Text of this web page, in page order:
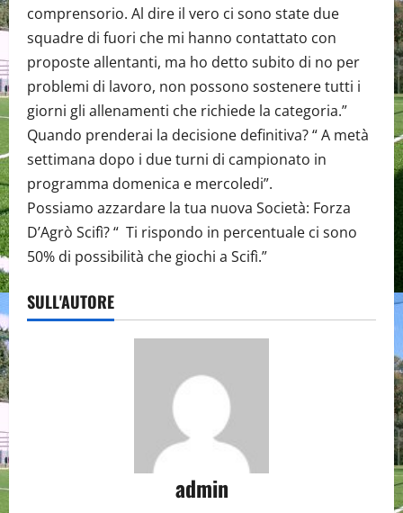
comprensorio. Al dire il vero ci sono state due
squadre di fuori che mi hanno contattato con
proposte allentanti, ma ho detto subito di no per
problemi di lavoro, non possono sostenere tutti i
giorni gli allenamenti che richiede la categoria.”
Quando prenderai la decisione definitiva? “ A metà
settimana dopo i due turni di campionato in
programma domenica e mercoledi”.
Possiamo azzardare la tua nuova Società: Forza
D’Agrò Scifì? “ Ti rispondo in percentuale ci sono
50% di possibilità che giochi a Scifì.”
SULL'AUTORE
admin